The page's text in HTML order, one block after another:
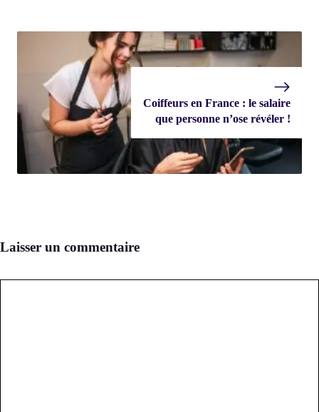
Coiffeurs en France : le salaire
que personne n’ose révéler !
Laisser un commentaire